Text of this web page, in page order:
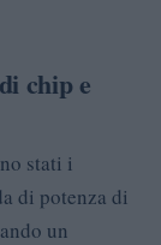
chip e
stati i
di potenza di
un